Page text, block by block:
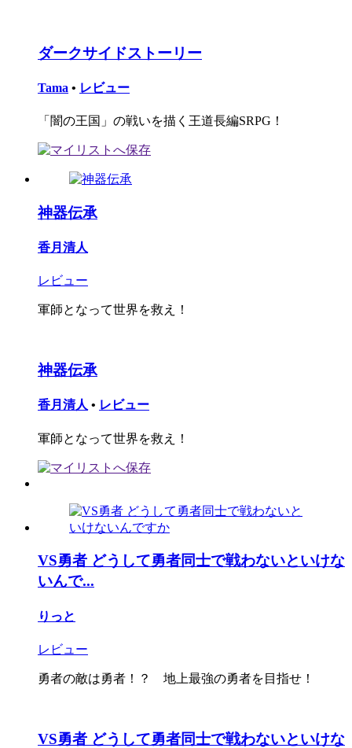
ダークサイドストーリー
Tama • レビュー
「闇の王国」の戦いを描く王道長編SRPG！
神器伝承
香月清人
レビュー
軍師となって世界を救え！
神器伝承
香月清人 • レビュー
軍師となって世界を救え！
VS勇者 どうして勇者同士で戦わないといけな
いんで...
りっと
レビュー
勇者の敵は勇者！？ 地上最強の勇者を目指せ！
VS勇者 どうして勇者同士で戦わないといけな